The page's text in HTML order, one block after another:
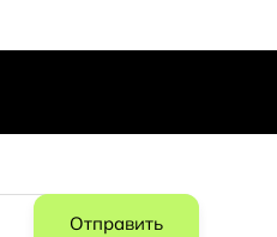
Отправить